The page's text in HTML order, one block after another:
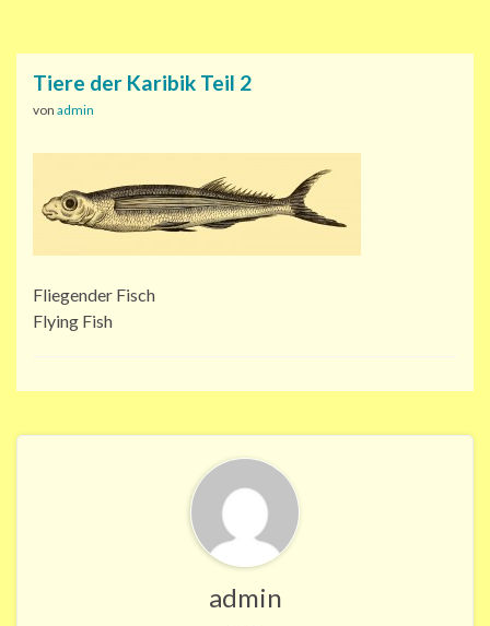
Tiere der Karibik Teil 2
von admin
Fliegender Fisch
Flying Fish
admin